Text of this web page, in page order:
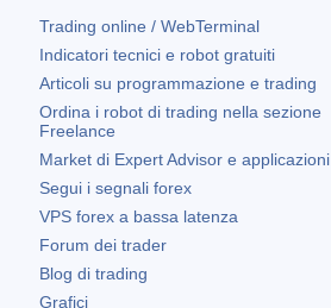
Trading online / WebTerminal
Indicatori tecnici e robot gratuiti
Articoli su programmazione e trading
Ordina i robot di trading nella sezione
Freelance
Market di Expert Advisor e applicazioni
Segui i segnali forex
VPS forex a bassa latenza
Forum dei trader
Blog di trading
Grafici